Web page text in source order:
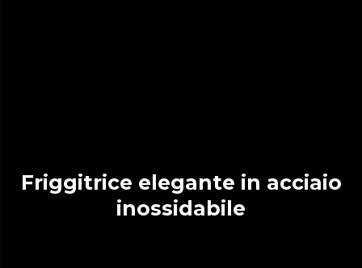
Friggitrice elegante in acciaio
inossidabile